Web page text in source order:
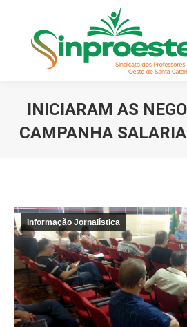
INICIARAM AS
CAMPANHA
Informação Jornalística